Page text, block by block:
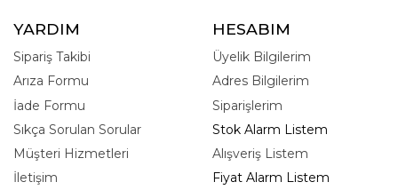
YARDIM
Sipariş Takibi
Arıza Formu
İade Formu
Sıkça Sorulan Sorular
Müşteri Hizmetleri
İletişim
HESABIM
Üyelik Bilgilerim
Adres Bilgilerim
Siparişlerim
Stok Alarm Listem
Alışveriş Listem
Fiyat Alarm Listem